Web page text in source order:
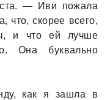
— Иви пожала
что, скорее всего,
и что ей лучше
Она буквально
как я зашла в